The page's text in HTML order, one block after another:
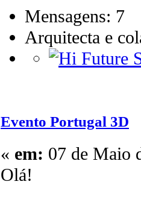
Mensagens: 7
Arquitecta e
Evento Portugal 3D
« em: 07 de Maio
Olá!